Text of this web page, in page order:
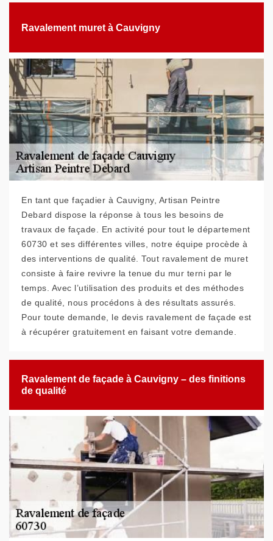
Ravalement muret à Cauvigny
En tant que façadier à Cauvigny, Artisan Peintre
Debard dispose la réponse à tous les besoins de
travaux de façade. En activité pour tout le département
60730 et ses différentes villes, notre équipe procède à
des interventions de qualité. Tout ravalement de muret
consiste à faire revivre la tenue du mur terni par le
temps. Avec l’utilisation des produits et des méthodes
de qualité, nous procédons à des résultats assurés.
Pour toute demande, le devis ravalement de façade est
à récupérer gratuitement en faisant votre demande.
Ravalement de façade à Cauvigny – des finitions
de qualité